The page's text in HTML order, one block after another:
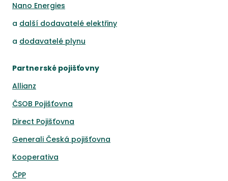
Nano Energies
a další dodavatelé elektřiny
a dodavatelé plynu
Partnerské pojišťovny
Allianz
ČSOB Pojišťovna
Direct Pojišťovna
Generali Česká pojišťovna
Kooperativa
ČPP